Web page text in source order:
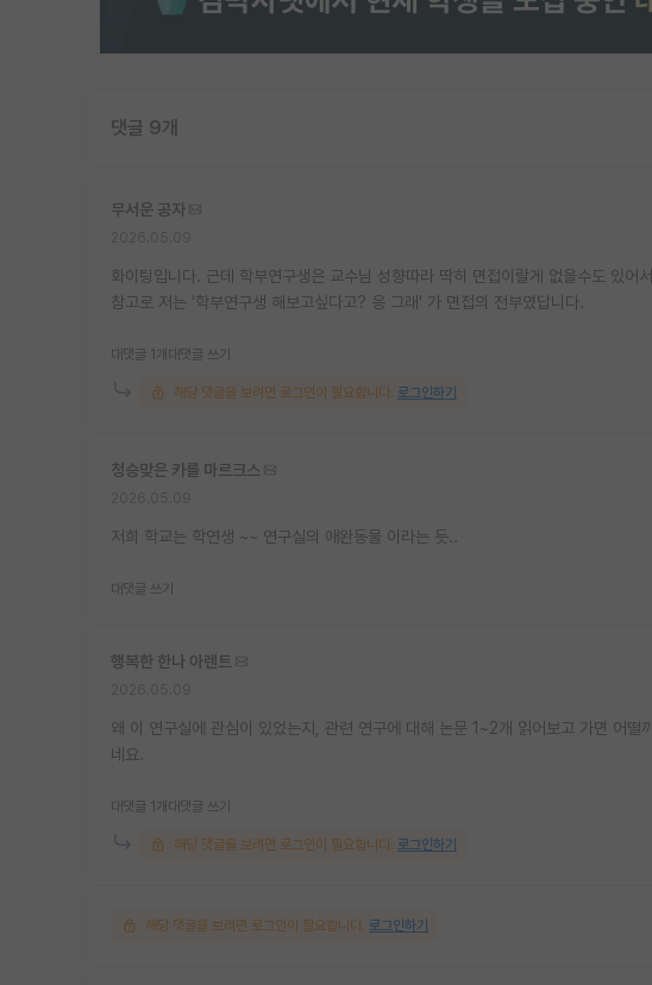
댓글 9개
무서운 공자
화이팅입니다. 근데 학부연구생은 교수님 성향따라 딱히 면접이랄게 없을수도 있어
참고로 저는 '학부연구생 해보고싶다고? 응 그래' 가 면접의 전부였답니다.
대댓글 1개 대댓글 쓰기
해당 댓글을 보려면 로그인이 필요합니다. 로그인하기
청승맞은 카를 마르크스
저희 학교는 학연생 ~~ 연구실의 애완동물 이라는 듯..
대댓글 쓰기
행복한 한나 아렌트
왜 이 연구실에 관심이 있었는지, 관련 연구에 대해 논문 1~2개 읽어보고 가면 어
네요.
대댓글 1개 대댓글 쓰기
해당 댓글을 보려면 로그인이 필요합니다. 로그인하기
해당 댓글을 보려면 로그인이 필요합니다. 로그인하기